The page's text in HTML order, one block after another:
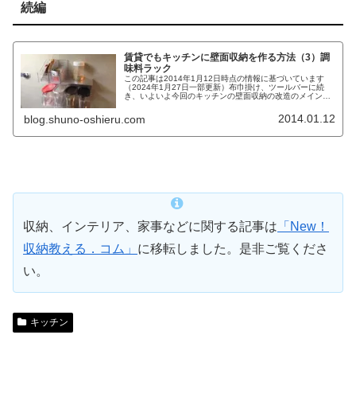
続編
賃貸でもキッチンに壁面収納を作る方法（3）調
味料ラック
この記事は2014年1月12日時点の情報に基づいています
（2024年1月27日一部更新）布巾掛け、ツールバーに続
き、いよいよ今回のキッチンの壁面収納の改造のメインで
blog.shuno-oshieru.com 2014.01.12
収納、インテリア、家事などに関する記事は 「New！
収納教える．コム」 に移転しました。是非ご覧くださ
い。
キッチン